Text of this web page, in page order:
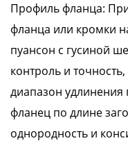
Профиль фланца:
фланца или кромки
пуансон с гусиной
контроль и
диапазон удлинения
фланец по длине
однородность и